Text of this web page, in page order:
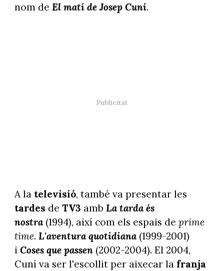
nom de El matí de Josep Cuní.
A la televisió, també va presentar les
tardes de TV3 amb La tarda és
nostra(1994), així com els espais de prime
time. L'aventura quotidiana (1999-2001)
i Coses que passen (2002-2004). El 2004,
Cuní va ser l'escollit per aixecar la franja